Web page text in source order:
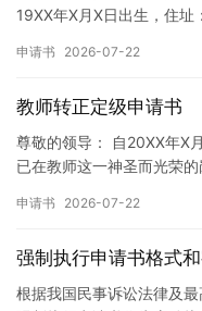
19XX年X月X日出生，住址
申请书 2026-07-22
教师转正定级申请书
尊敬的领导： 自20XX年X
已在教师这一神圣而光荣
申请书 2026-07-22
强制执行申请书格式
根据我国民事诉讼法律及